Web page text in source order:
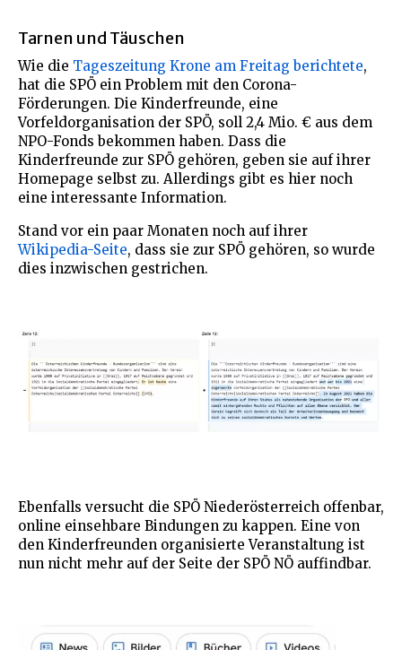
Tarnen und Täuschen
Wie die Tageszeitung Krone am Freitag berichtete,
hat die SPÖ ein Problem mit den Corona-
Förderungen. Die Kinderfreunde, eine
Vorfeldorganisation der SPÖ, soll 2,4 Mio. € aus dem
NPO-Fonds bekommen haben. Dass die
Kinderfreunde zur SPÖ gehören, geben sie auf ihrer
Homepage selbst zu. Allerdings gibt es hier noch
eine interessante Information.
Stand vor ein paar Monaten noch auf ihrer
Wikipedia-Seite, dass sie zur SPÖ gehören, so wurde
dies inzwischen gestrichen.
Ebenfalls versucht die SPÖ Niederösterreich offenbar,
online einsehbare Bindungen zu kappen. Eine von
den Kinderfreunden organisierte Veranstaltung ist
nun nicht mehr auf der Seite der SPÖ NÖ auffindbar.